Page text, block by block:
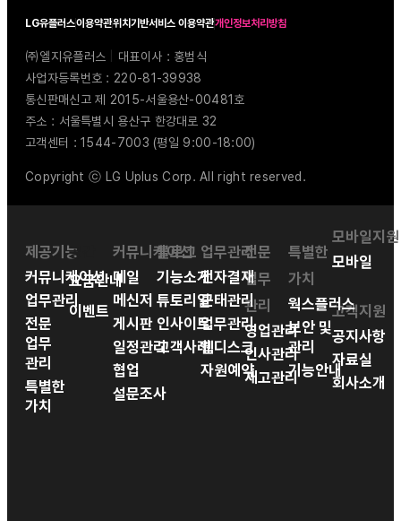
LG유플러스이용약관위치기반서비스 이용약관개인정보처리방침
㈜엘지유플러스
대표이사 : 홍범식
사업자등록번호 : 220-81-39938
통신판매신고 제 2015-서울용산-00481호
주소 : 서울특별시 용산구 한강대로 32
고객센터 : 1544-7003 (평일 9:00-18:00)
Copyright ⓒ LG Uplus Corp. All right reserved.
제공기능
커뮤니케이션
업무관리
전문
업무
관리
특별한
가치
공간
요금안내
이벤트
커뮤니케이션
메일
메신저
게시판
일정관리
협업
설문조사
블로그
기능소개
튜토리얼
인사이트
고객사례
업무관리
전자결재
근태관리
업무관리
웹디스크
자원예약
전문
업무
관리
영업관리
인사관리
재고관리
특별한
가치
웍스플러스
보안 및
관리
기능안내
모바일지원
모바일
고객지원
공지사항
자료실
회사소개